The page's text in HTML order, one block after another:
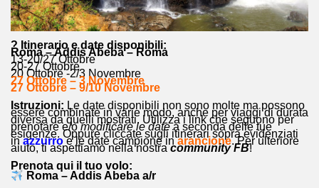
? Itinerario e date disponibili:
Roma – Addis Abeba – Roma
13-20/27 Ottobre
20-27 Ottobre
20 Ottobre -2/3 Novembre
27 Ottobre – 3 Novembre
27 Ottobre – 9/10 Novembre
Istruzioni: Le date disponibili non sono molte ma possono
essere combinate in varie modo, anche per viaggi di durata
diversa da quelli mostrati. Utilizza i link che seguono per
prenotare e/omodificare le datea seconda delle tue
esigenze. Oppure cliccate sugli itinerari sopra evidenziati
inazzurroe le date campione inarancione. Per ulteriore
aiuto, ti aspettiamo nella nostracommunity FB!
Prenota qui il tuo volo:
Roma – Addis Abeba a/r